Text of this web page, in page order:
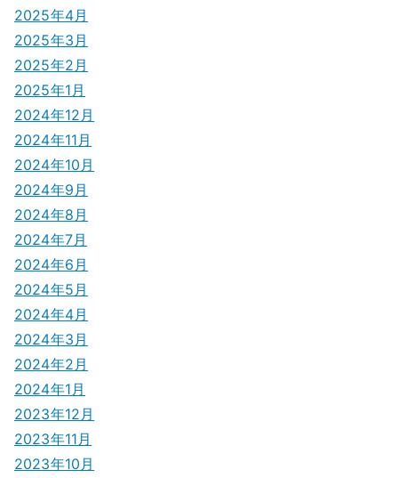
2025年4月
2025年3月
2025年2月
2025年1月
2024年12月
2024年11月
2024年10月
2024年9月
2024年8月
2024年7月
2024年6月
2024年5月
2024年4月
2024年3月
2024年2月
2024年1月
2023年12月
2023年11月
2023年10月